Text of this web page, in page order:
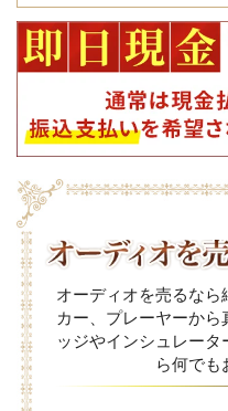
オーディオを売るな
カー、プレーヤーから
ッジやインシュレー
ら何でも